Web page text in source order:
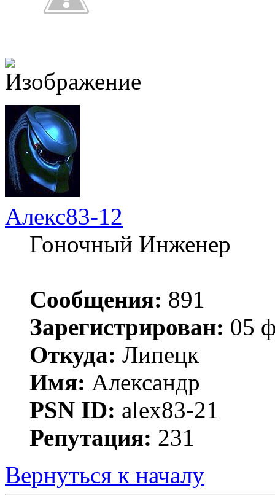
Алекс83-12
Гоночный Инженер
Сообщения: 891
Зарегистрирован: 05
Откуда: Липецк
Имя: Александр
PSN ID: alex83-21
Репутация: 231
Вернуться к началу